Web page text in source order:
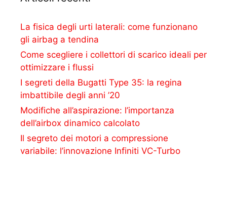
La fisica degli urti laterali: come funzionano
gli airbag a tendina
Come scegliere i collettori di scarico ideali per
ottimizzare i flussi
I segreti della Bugatti Type 35: la regina
imbattibile degli anni ’20
Modifiche all’aspirazione: l’importanza
dell’airbox dinamico calcolato
Il segreto dei motori a compressione
variabile: l’innovazione Infiniti VC-Turbo